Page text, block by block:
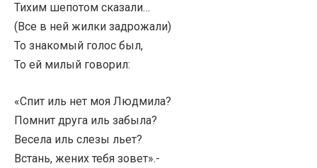
Тихим шепотом сказали…
(Все в ней жилки задрожали)
То знакомый голос был,
То ей милый говорил:
«Спит иль нет моя Людмила?
Помнит друга иль забыла?
Весела иль слезы льет?
Встань, жених тебя зовет».-